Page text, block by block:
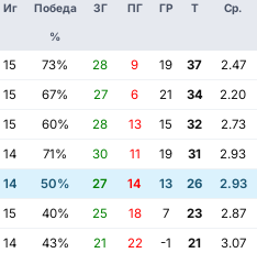
Иг Победа
%
ЗГ ПГ ГР Т Ср.
15 73% 28 9 19 37
2.47
15 67% 27 6 21 34
2.20
15 60% 28 13 15 32
2.73
14 71% 30 11 19 31
2.93
14 50% 27 14 13 26
2.93
15 40% 25 18 7 23
2.87
14 43% 21 22 -1 21
3.07